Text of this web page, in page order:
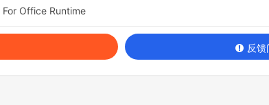
Office Runtime
反馈